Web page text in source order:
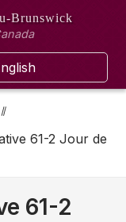
Brunswick
61-2 Jour de
61-2